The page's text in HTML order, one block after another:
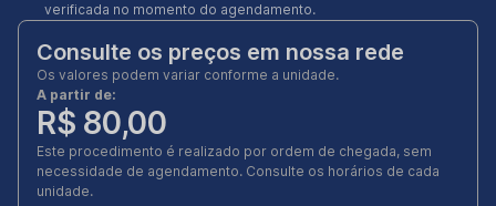
verificada no momento do agendamento.
Consulte os preços em nossa rede
Os valores podem variar conforme a unidade.
A partir de:
R$ 80,00
Este procedimento é realizado por ordem de chegada, sem
necessidade de agendamento. Consulte os horários de cada
unidade.